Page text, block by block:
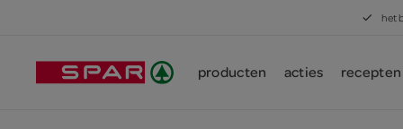
het
producten acties recepten